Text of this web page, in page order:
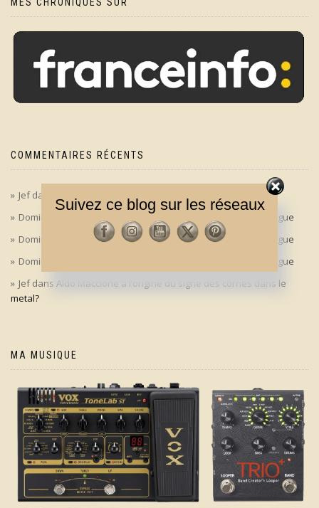
MES CHRONIQUES SUR
COMMENTAIRES RÉCENTS
Jefdans
Dominique
‘Le bon, la brute et le truand’ en version longue
Dominique
‘Le bon, la brute et le truand’ en version longue
Dominique
‘Le bon, la brute et le truand’ en version longue
Jefdans Aldo Maccione à l’origine du signe des cornes dans le
metal?
MA MUSIQUE
Suivez ce blog sur les réseaux